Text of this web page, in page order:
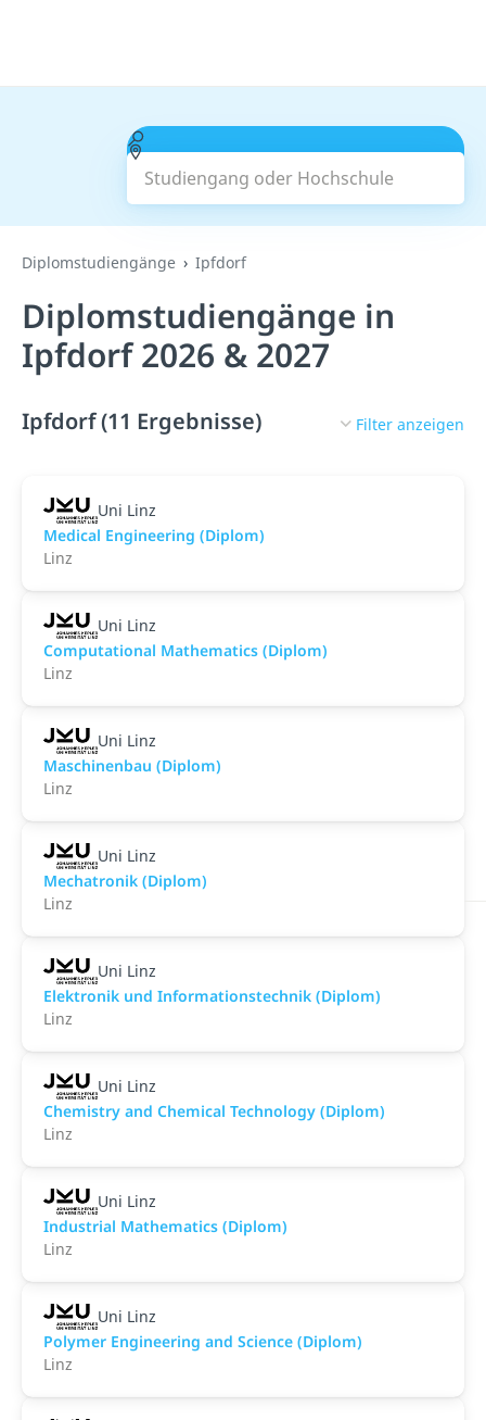
Studiengang oder Hochschule
Suchen
Diplomstudiengänge Ipfdorf
Diplomstudiengänge in
Ipfdorf 2026 & 2027
Ipfdorf (11 Ergebnisse) Filter anzeigen
Uni Linz
Medical Engineering (Diplom)
Linz
Uni Linz
Computational Mathematics (Diplom)
Linz
Uni Linz
Maschinenbau (Diplom)
Linz
Uni Linz
Mechatronik (Diplom)
Linz
Uni Linz
Elektronik und Informationstechnik (Diplom)
Linz
Uni Linz
Chemistry and Chemical Technology (Diplom)
Linz
Uni Linz
Industrial Mathematics (Diplom)
Linz
Uni Linz
Polymer Engineering and Science (Diplom)
Linz